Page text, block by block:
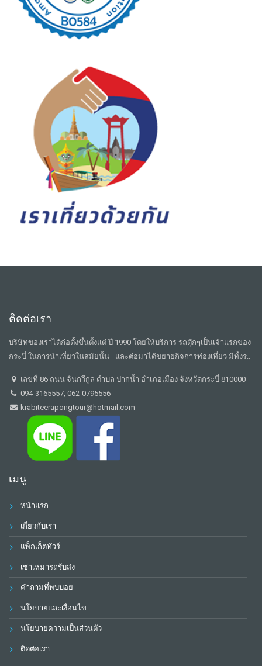
ติดต่อเรา
บริษัทของเราได้ก่อตั้งขึ้นตั้งแต่ ปี 1990 โดยให้บริการ รถตุ๊กๆเป็นเจ้าแรกของ
กระบี่ ในการนำเที่ยวในสมัยนั้น - และต่อมาได้ขยายกิจการท่องเที่ยว มีทั้งร..
เลขที่ 86 ถนน จันกวีกูล ตำบล ปากน้ำ อำเภอเมือง จังหวัดกระบี่ 810000
094-3165557, 062-0795556
krabiteerapongtour@hotmail.com
เมนู
หน้าแรก
เกี่ยวกับเรา
แพ็กเก็ตทัวร์
เช่าเหมารถรับส่ง
คำถามที่พบบ่อย
นโยบายและเงื่อนไข
นโยบายความเป็นส่วนตัว
ติดต่อเรา